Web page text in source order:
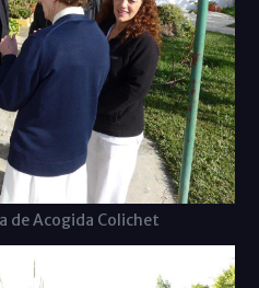
de Acogida Colichet